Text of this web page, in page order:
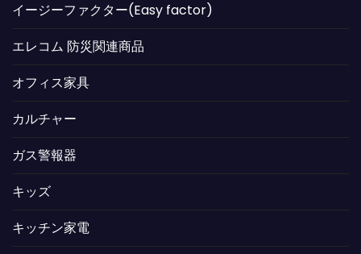
イージーファクター(Easy factor)
エレコム 防災関連商品
オフィス家具
カルチャー
ガス警報器
キッズ
キッチン家電